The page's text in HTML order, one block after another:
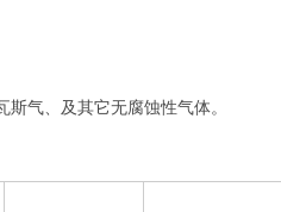
气、及其它无腐蚀性气体。